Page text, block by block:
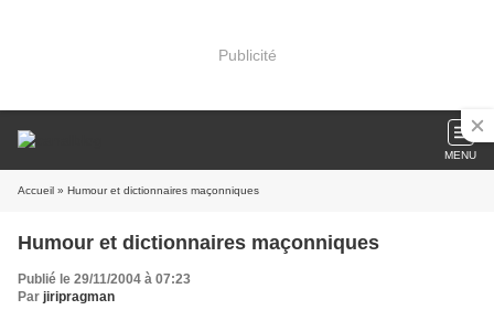
Publicité
MENU
Accueil » Humour et dictionnaires maçonniques
Humour et dictionnaires maçonniques
Publié le 29/11/2004 à 07:23
Par jiripragman